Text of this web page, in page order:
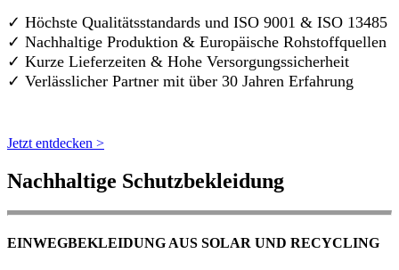
✓ Höchste Qualitätsstandards und ISO 9001 & ISO 13485
✓ Nachhaltige Produktion & Europäische Rohstoffquellen
✓ Kurze Lieferzeiten & Hohe Versorgungssicherheit
✓ Verlässlicher Partner mit über 30 Jahren Erfahrung
Jetzt entdecken >
Nachhaltige Schutzbekleidung
EINWEGBEKLEIDUNG AUS SOLAR UND RECYCLING